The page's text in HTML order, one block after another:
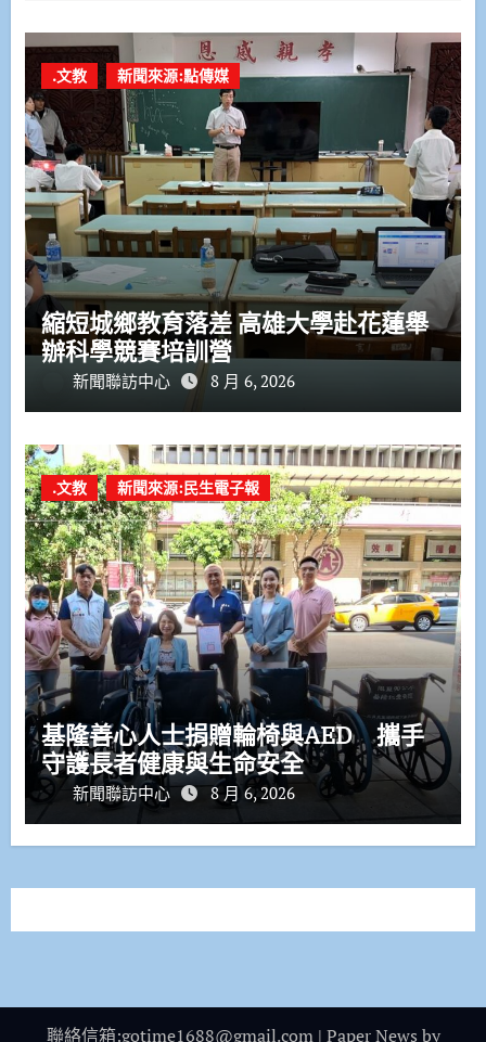
.文教 新聞來源:點傳媒
縮短城鄉教育落差 高雄大學赴花蓮舉
辦科學競賽培訓營
新聞聯訪中心 8 月 6, 2026
.文教 新聞來源:民生電子報
基隆善心人士捐贈輪椅與AED 攜手
守護長者健康與生命安全
新聞聯訪中心 8 月 6, 2026
聯絡信箱:gotime1688@gmail.com | Paper News by